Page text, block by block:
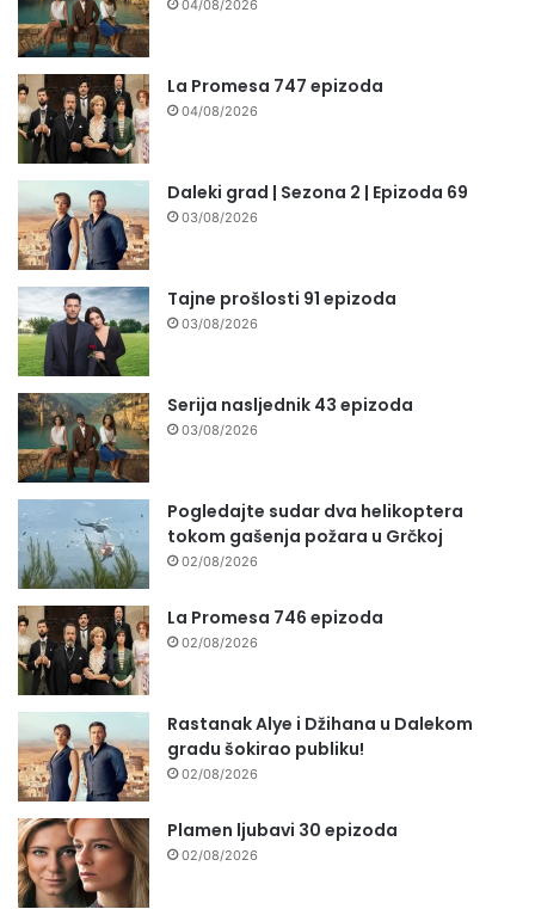
04/08/2026
La Promesa 747 epizoda
04/08/2026
Daleki grad | Sezona 2 | Epizoda 69
03/08/2026
Tajne prošlosti 91 epizoda
03/08/2026
Serija nasljednik 43 epizoda
03/08/2026
Pogledajte sudar dva helikoptera
tokom gašenja požara u Grčkoj
02/08/2026
La Promesa 746 epizoda
02/08/2026
Rastanak Alye i Džihana u Dalekom
gradu šokirao publiku!
02/08/2026
Plamen ljubavi 30 epizoda
02/08/2026